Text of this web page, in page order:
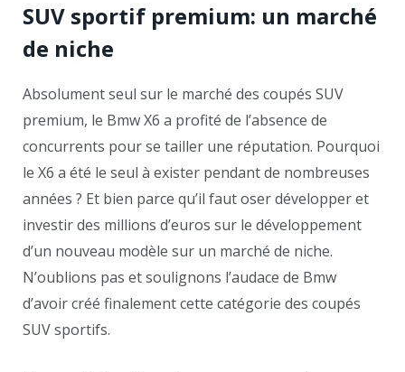
SUV sportif premium: un marché
de niche
Absolument seul sur le marché des coupés SUV
premium, le Bmw X6 a profité de l’absence de
concurrents pour se tailler une réputation. Pourquoi
le X6 a été le seul à exister pendant de nombreuses
années ? Et bien parce qu’il faut oser développer et
investir des millions d’euros sur le développement
d’un nouveau modèle sur un marché de niche.
N’oublions pas et soulignons l’audace de Bmw
d’avoir créé finalement cette catégorie des coupés
SUV sportifs.